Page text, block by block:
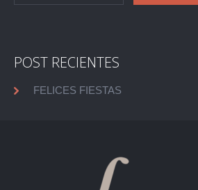
POST RECIENTES
FELICES FIESTAS